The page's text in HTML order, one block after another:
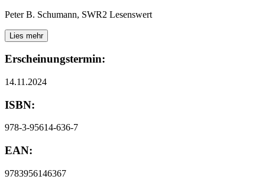
Peter B. Schumann, SWR2 Lesenswert
Lies mehr
Erscheinungstermin:
14.11.2024
ISBN:
978-3-95614-636-7
EAN:
9783956146367